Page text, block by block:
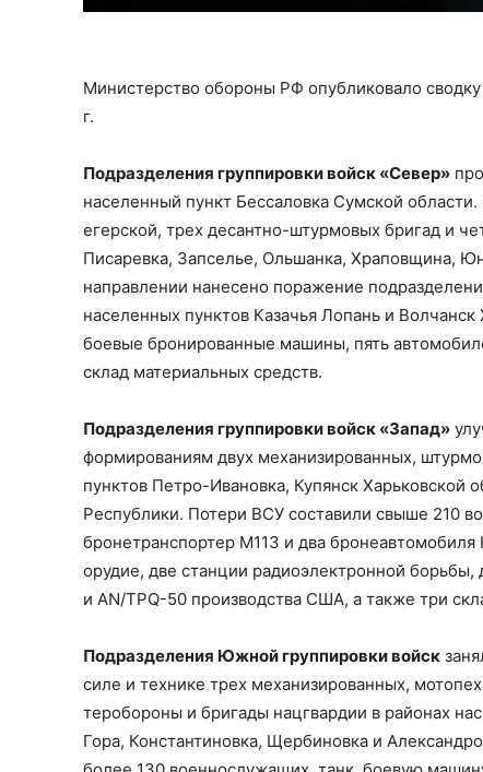
Министерство обороны РФ опубликовало
г.
Подразделения группировки войск «Север»
населенный пункт Бессаловка Сумской
егерской, трех десантно-штурмовых бригад и
Писаревка, Запселье, Ольшанка, Храповщина,
направлении нанесено поражение
населенных пунктов Казачья Лопань и
боевые бронированные машины, пять
склад материальных средств.
Подразделения группировки войск «Запад»
формированиям двух механизированных,
пунктов Петро-Ивановка, Купянск
Республики. Потери ВСУ составили свыше 210
бронетранспортер М113 и два
орудие, две станции радиоэлектронной
и AN/TPQ-50 производства США, а также три
Подразделения Южной группировки войск
силе и технике трех механизированных,
теробороны и бригады нацгвардии в районах
Гора, Константиновка, Щербиновка и